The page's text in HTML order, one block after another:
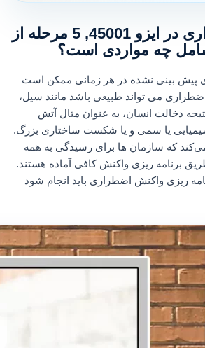
واکنش اضطراری در ایزو 45001, 5 مرحله از
چه مواردی است؟
بینی نشده در هر زمانی ممکن است
می تواند طبیعی باشد مانند سیل،
دخالت انسان، به عنوان مثال آتش
یا سمی و یا شکست ساختاری بزرگ.
که سازمان‌ ها برای رسیدگی به همه
برنامه‌ ریزی واکنش کافی آماده هستند.
ریزی واکنش اضطراری باید انجام شود